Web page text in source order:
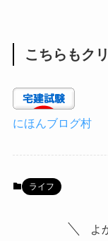
こちらもク
にほんブログ村
ライフ
よ